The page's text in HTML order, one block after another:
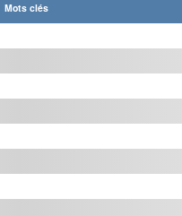
Mots clés